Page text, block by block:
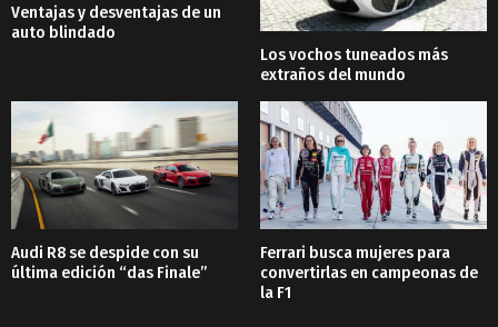
Ventajas y desventajas de un
auto blindado
Los vochos tuneados más
extraños del mundo
Audi R8 se despide con su
última edición “das Finale”
Ferrari busca mujeres para
convertirlas en campeonas de
la F1